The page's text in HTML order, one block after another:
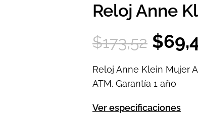
Reloj Anne
$173,52 $
Reloj Anne Klein Mujer
ATM. Garantía 1 año
Ver especificaciones